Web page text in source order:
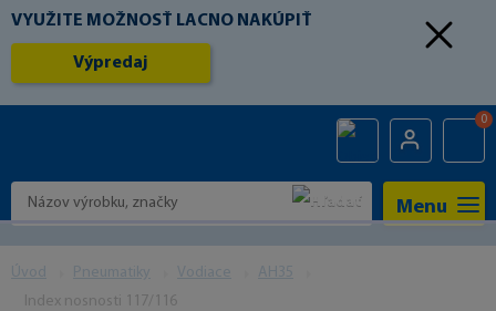
VYUŽITE MOŽNOSŤ LACNO NAKÚPIŤ
Výpredaj
0
Menu
Úvod Pneumatiky Vodiace
AH35
Index nosnosti 117/116